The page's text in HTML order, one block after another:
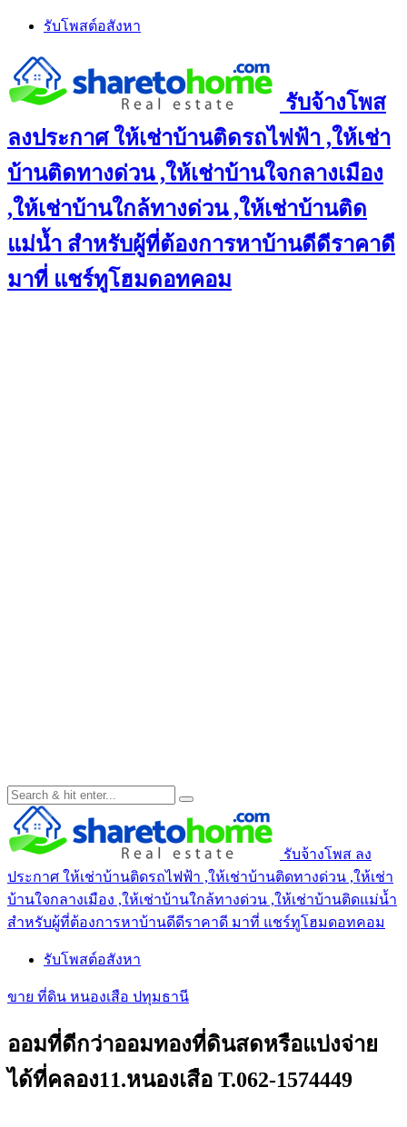
Skip
content
รับโพสต์อสังหา
รับจ้างโพส
ลงประกาศ ให้เช่าบ้านติดรถไฟฟ้า ,ให้เช่า
บ้านติดทางด่วน ,ให้เช่าบ้านใจกลางเมือง
,ให้เช่าบ้านใกล้ทางด่วน ,ให้เช่าบ้านติด
แม่น้ำ สำหรับผู้ที่ต้องการหาบ้านดีดีราคาดี
มาที่ แชร์ทูโฮมดอทคอม
รับจ้างโพส ลง
ประกาศ ให้เช่าบ้านติดรถไฟฟ้า ,ให้เช่าบ้านติดทางด่วน ,ให้เช่า
บ้านใจกลางเมือง ,ให้เช่าบ้านใกล้ทางด่วน ,ให้เช่าบ้านติดแม่น้ำ
สำหรับผู้ที่ต้องการหาบ้านดีดีราคาดี มาที่ แชร์ทูโฮมดอทคอม
รับโพสต์อสังหา
ขาย ที่ดิน หนองเสือ ปทุมธานี
ออมที่ดีกว่าออมทองที่ดินสดหรือแบ่งจ่าย
ได้ที่คลอง11.หนองเสือ T.062-1574449